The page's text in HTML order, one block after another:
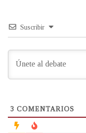
Suscribir
3 COMENTARIOS